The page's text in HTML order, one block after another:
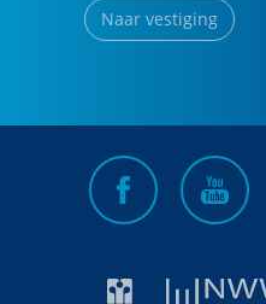
Naar vestiging